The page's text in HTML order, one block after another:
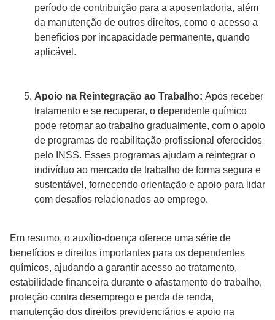
período de contribuição para a aposentadoria, além
da manutenção de outros direitos, como o acesso a
benefícios por incapacidade permanente, quando
aplicável.
Apoio na Reintegração ao Trabalho: Após receber
tratamento e se recuperar, o dependente químico
pode retornar ao trabalho gradualmente, com o apoio
de programas de reabilitação profissional oferecidos
pelo INSS. Esses programas ajudam a reintegrar o
indivíduo ao mercado de trabalho de forma segura e
sustentável, fornecendo orientação e apoio para lidar
com desafios relacionados ao emprego.
Em resumo, o auxílio-doença oferece uma série de
benefícios e direitos importantes para os dependentes
químicos, ajudando a garantir acesso ao tratamento,
estabilidade financeira durante o afastamento do trabalho,
proteção contra desemprego e perda de renda,
manutenção dos direitos previdenciários e apoio na